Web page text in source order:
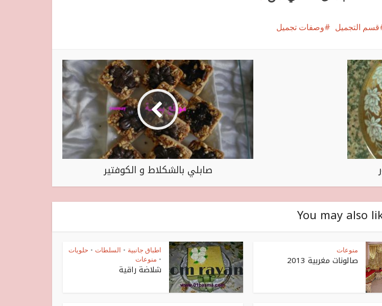
قسم التجميل وصفات تجميل
صابلي بالشكلاط و الكوفتير
You may also
منوعات
صالونات مغربية 2013
اطباق جانبية • السلطات • حلويات
• منوعات
شلاضة راقية